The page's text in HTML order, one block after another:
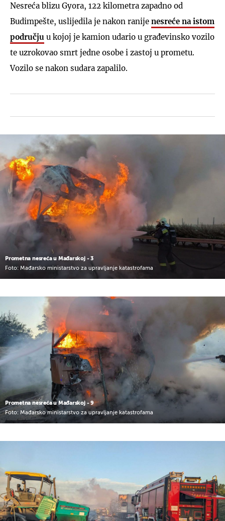
Nesreća blizu Gyora, 122 kilometra zapadno od
Budimpešte, uslijedila je nakon ranije nesreće na istom
području u kojoj je kamion udario u građevinsko vozilo
te uzrokovao smrt jedne osobe i zastoj u prometu.
Vozilo se nakon sudara zapalilo.
Prometna nesreća u Mađarskoj - 3
Foto: Mađarsko ministarstvo za upravljanje katastrofama
Prometna nesreća u Mađarskoj - 9
Foto: Mađarsko ministarstvo za upravljanje katastrofama